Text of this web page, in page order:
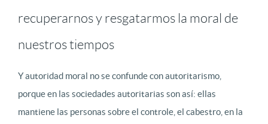
recuperarnos y resgatarmos la moral de
nuestros tiempos
Y autoridad moral no se confunde con autoritarismo,
porque en las sociedades autoritarias son así: ellas
mantiene las personas sobre el controle, el cabestro, en la